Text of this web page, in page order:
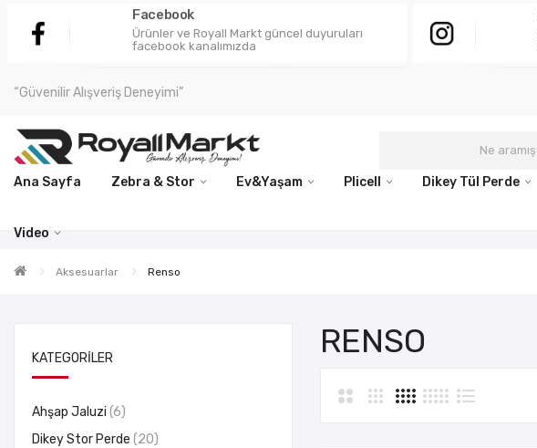
Facebook
Ürünler ve Royall Markt güncel duyuruları
facebook kanalımızda
“Güvenilir Alışveriş Deneyimi”
Ana Sayfa Zebra & Stor Ev&Yaşam Plicell Dikey Tül Perde
Video
Aksesuarlar Renso
KATEGORILER
Ahşap Jaluzi 6
Dikey Stor Perde 20
RENSO